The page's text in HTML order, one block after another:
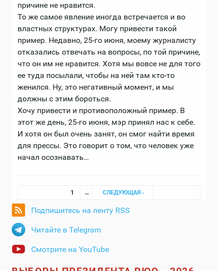
причине не нравится.
То же самое явление иногда встречается и во
властных структурах. Могу привести такой
пример. Недавно, 25-го июня, моему журналисту
отказались отвечать на вопросы, по той причине,
что он им не нравится. Хотя мы вовсе не для того
ее туда посылали, чтобы на ней там кто-то
женился. Ну, это негативный момент, и мы
должны с этим бороться.
Хочу привести и противоположный пример. В
этот же день, 25-го июня, мэр принял нас к себе.
И хотя он был очень занят, он смог найти время
для прессы. Это говорит о том, что человек уже
начал осознавать…
Страницы
1 … СЛЕДУЮЩАЯ ›
Подпишитесь на ленту RSS
Читайте в Telegram
Смотрите на YouTube